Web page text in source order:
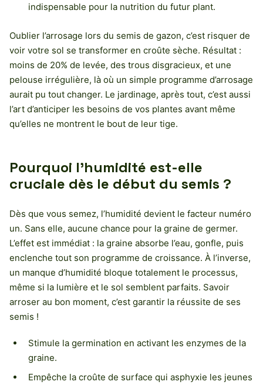
indispensable pour la nutrition du futur plant.
Oublier l’arrosage lors du semis de gazon, c’est risquer de
voir votre sol se transformer en croûte sèche. Résultat :
moins de 20% de levée, des trous disgracieux, et une
pelouse irrégulière, là où un simple programme d’arrosage
aurait pu tout changer. Le jardinage, après tout, c’est aussi
l’art d’anticiper les besoins de vos plantes avant même
qu’elles ne montrent le bout de leur tige.
Pourquoi l’humidité est-elle
cruciale dès le début du semis ?
Dès que vous semez, l’humidité devient le facteur numéro
un. Sans elle, aucune chance pour la graine de germer.
L’effet est immédiat : la graine absorbe l’eau, gonfle, puis
enclenche tout son programme de croissance. À l’inverse,
un manque d’humidité bloque totalement le processus,
même si la lumière et le sol semblent parfaits. Savoir
arroser au bon moment, c’est garantir la réussite de ses
semis !
Stimule la germination en activant les enzymes de la
graine.
Empêche la croûte de surface qui asphyxie les jeunes